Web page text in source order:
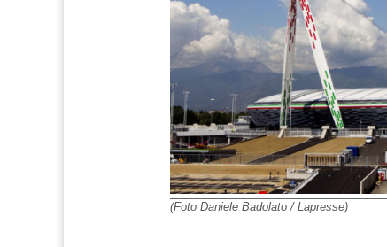
(Foto Daniele Badolato / Lapresse)